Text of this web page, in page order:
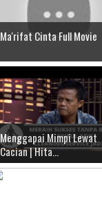
Ma'rifat Cinta Full Movie
Menggapai Mimpi Lewat
Cacian | Hita...